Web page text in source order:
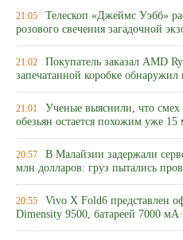
21:05 Телескоп «Джеймс Уэбб»
розового свечения загадочной
21:02 Покупатель заказал AMD
запечатанной коробке обнаружил
21:01 Ученые выяснили, что смех
обезьян остается похожим уже
20:57 В Малайзии задержали
млн долларов: груз пытались
20:55 Vivo X Fold6 представлен
Dimensity 9500, батареей 7000